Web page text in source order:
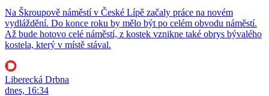
Na Škroupově náměstí v České Lípě začaly práce na novém
vydláždění. Do konce roku by mělo být po celém obvodu náměstí.
Až bude hotovo celé náměstí, z kostek vznikne také obrys bývalého
kostela, který v místě stával.
Liberecká Drbna
dnes, 16:34